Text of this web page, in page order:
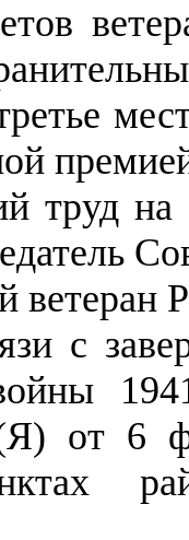
труд
ветеран
от 6